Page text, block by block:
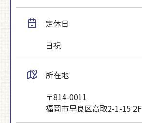
定休日
日祝
所在地
〒814-0011
福岡市早良区高取2-1-15 2F